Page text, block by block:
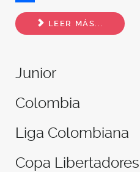
Share
LEER MÁS...
Junior
Colombia
Liga Colombiana
Copa Libertadores